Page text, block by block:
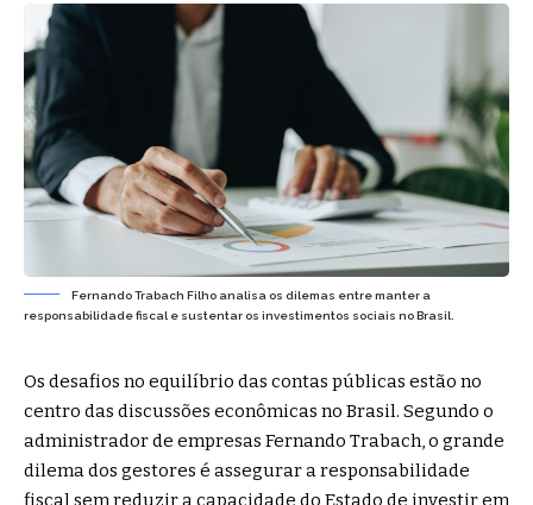
Fernando Trabach Filho analisa os dilemas entre manter a
responsabilidade fiscal e sustentar os investimentos sociais no Brasil.
Os desafios no equilíbrio das contas públicas estão no
centro das discussões econômicas no Brasil. Segundo o
administrador de empresas Fernando Trabach , o grande
dilema dos gestores é assegurar a responsabilidade
fiscal sem reduzir a capacidade do Estado de investir em